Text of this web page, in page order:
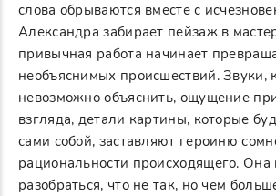
слова обрываются вместе с
Александра забирает пейзаж в
привычная работа начинает
необъяснимых происшествий. Звуки,
невозможно объяснить, ощущение
взгляда, детали картины, которые
сами собой, заставляют героиню
рациональности происходящего. Она
разобраться, что не так, но чем